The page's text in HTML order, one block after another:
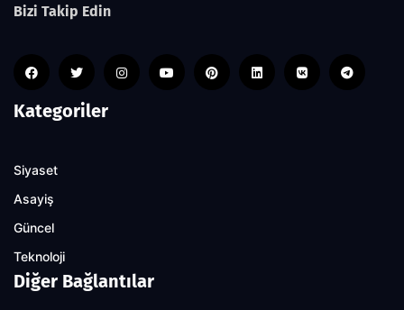
Bizi Takip Edin
Kategoriler
Siyaset
Asayiş
Güncel
Teknoloji
Diğer Bağlantılar